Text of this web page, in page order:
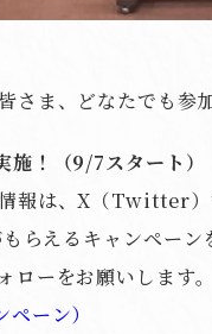
さま、どなたでも参
！（9/7スタート）
報は、X（Twitter
らえるキャンペーン
ローをお願いします。
ーン）